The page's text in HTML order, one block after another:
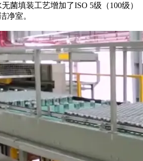
填装工艺增加了ISO 5级（100级）
净室。